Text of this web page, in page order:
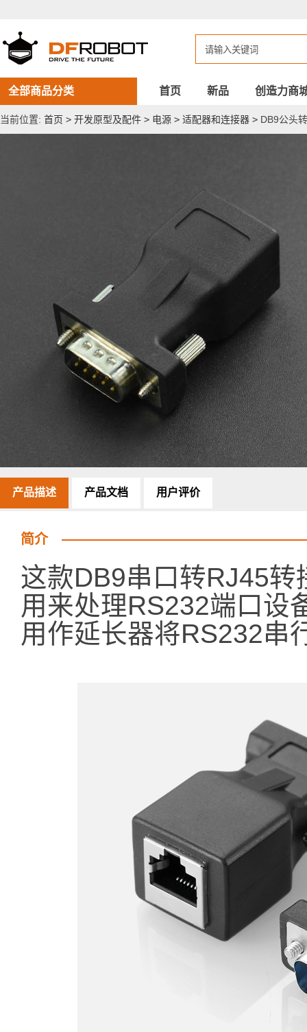
转
RJ45
母
头
适
配
器
全部商品分类 首页 新品 创造力商
当前位置: 首页 > 开发原型及配件 > 电源 > 适配器和连接器 > DB9公头
产品描述 产品文档 用户评价
简介
这款DB9串口转RJ45
用来处理RS232端口设
用作延长器将RS232串